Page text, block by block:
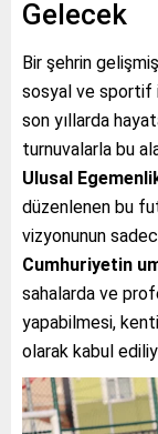
Gelecek
Bir şehrin
sosyal ve sportif
son yıllarda
turnuvalarla bu
Ulusal
düzenlenen bu
vizyonunun
Cumhuriyetin
sahalarda ve
yapabilmesi,
olarak kabul